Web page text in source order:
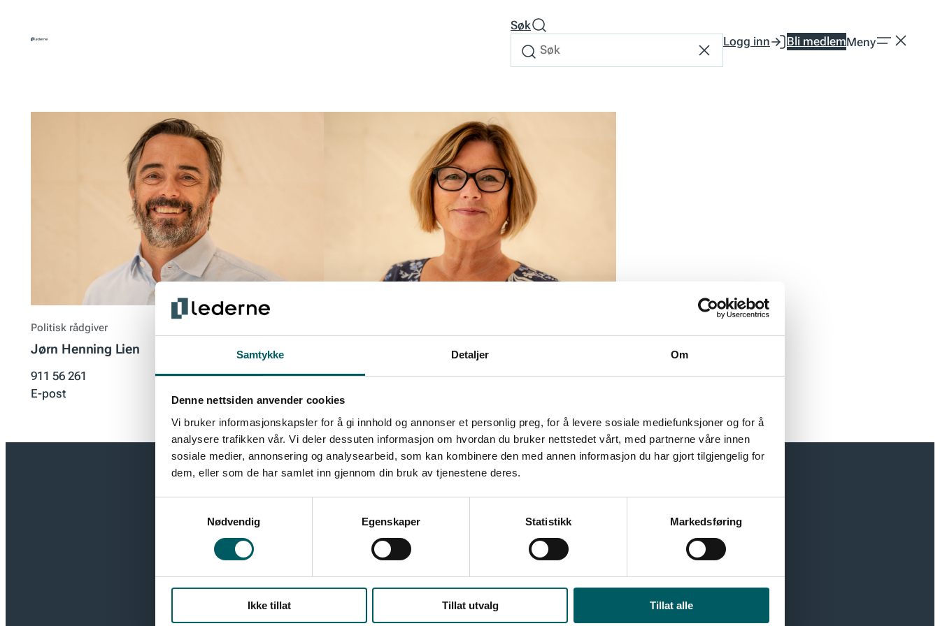
Samtykke Detaljer Om
Denne nettsiden anvender cookies
Vi bruker informasjonskapsler for å gi innhold og annonser et personlig preg, for å levere sosiale mediefunksjoner og for å
analysere trafikken vår. Vi deler dessuten informasjon om hvordan du bruker nettstedet vårt, med partnerne våre innen
sosiale medier, annonsering og analysearbeid, som kan kombinere den med annen informasjon du har gjort tilgjengelig for
dem, eller som de har samlet inn gjennom din bruk av tjenestene deres.
Nødvendig
Egenskaper Statistikk Markedsføring
Ikke tillat Tillat utvalg Tillat alle
Søk
Søk
Søk
etter
TilbakestillLogg inn Bli medlemMeny
Politisk rådgiver
Jørn Henning Lien
911 56 261
E-post
920 11 709
E-post
Få de siste ledelsesnyhetene
Hold deg oppdatert med de viktigste nyhetene og innsiktene for moderne
ledelse. Meld deg på vårt nyhetsbrev og få tips, råd og inspirasjon som styrker
deg i rollen som leder.